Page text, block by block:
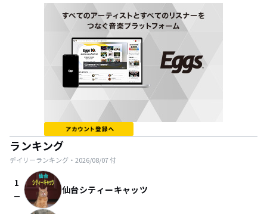
ランキング
デイリーランキング・ 2026/08/07付
1
check_indeterminate_small 仙台シティーキャッツ